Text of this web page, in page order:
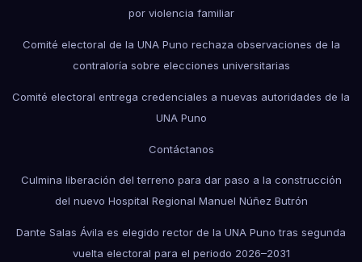
por violencia familiar
Comité electoral de la UNA Puno rechaza observaciones de la
contraloría sobre elecciones universitarias
Comité electoral entrega credenciales a nuevas autoridades de la
UNA Puno
Contáctanos
Culmina liberación del terreno para dar paso a la construcción
del nuevo Hospital Regional Manuel Núñez Butrón
Dante Salas Ávila es elegido rector de la UNA Puno tras segunda
vuelta electoral para el periodo 2026–2031